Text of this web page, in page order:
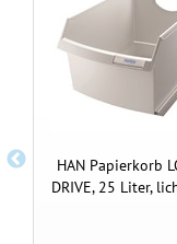
HAN Papierkorb
DRIVE, 25 Liter,